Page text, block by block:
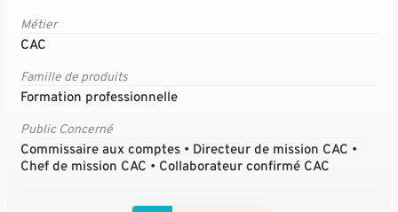
Métier
CAC
Famille de produits
Formation professionnelle
Public Concerné
Commissaire aux comptes • Directeur de mission CAC •
Chef de mission CAC • Collaborateur confirmé CAC